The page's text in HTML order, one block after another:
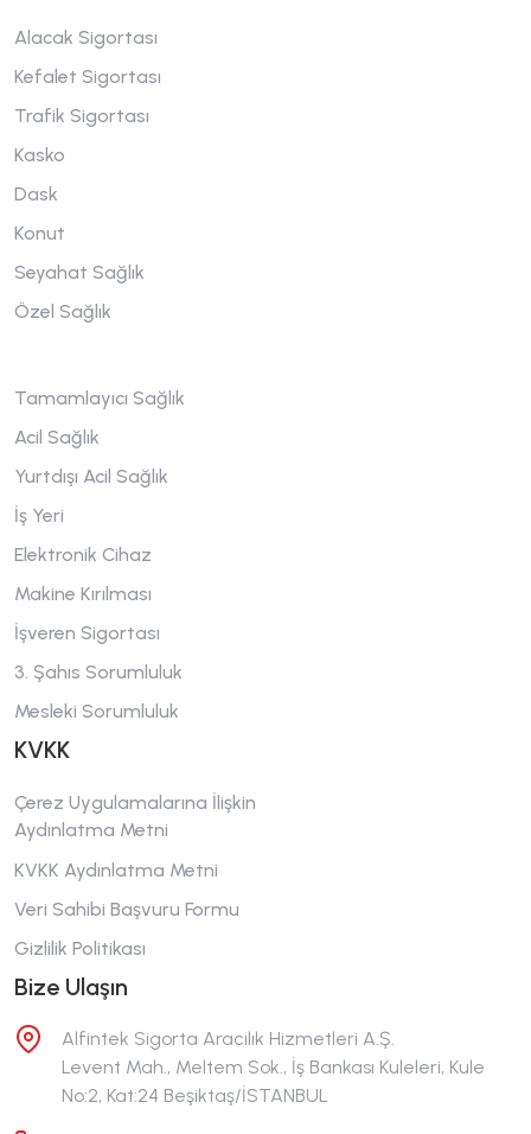
Alacak Sigortası
Kefalet Sigortası
Trafik Sigortası
Kasko
Dask
Konut
Seyahat Sağlık
Özel Sağlık
Tamamlayıcı Sağlık
Acil Sağlık
Yurtdışı Acil Sağlık
İş Yeri
Elektronik Cihaz
Makine Kırılması
İşveren Sigortası
3. Şahıs Sorumluluk
Mesleki Sorumluluk
KVKK
Çerez Uygulamalarına İlişkin
Aydınlatma Metni
KVKK Aydınlatma Metni
Veri Sahibi Başvuru Formu
Gizlilik Politikası
Bize Ulaşın
Alfintek Sigorta Aracılık Hizmetleri A.Ş.
Levent Mah., Meltem Sok., İş Bankası Kuleleri, Kule
No:2, Kat:24 Beşiktaş/İSTANBUL